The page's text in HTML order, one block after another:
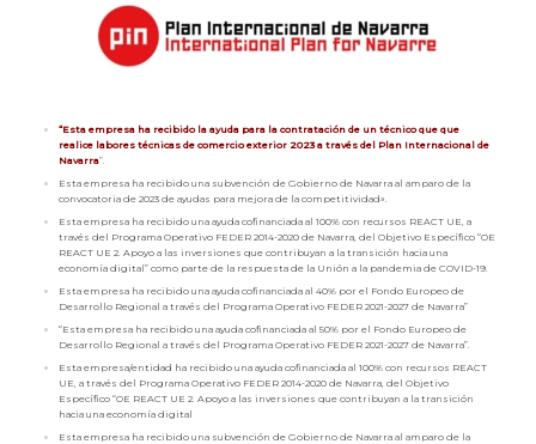
“Esta empresa ha recibido la ayuda para la contratación de un técnico que que
realice labores técnicas de comercio exterior 2023 a través del Plan Internacional de
Navarra”.
Esta empresa ha recibido una subvención de Gobierno de Navarra al amparo de la
convocatoria de 2023 de ayudas para mejora de la competitividad».
Esta empresa ha recibido una ayuda cofinanciada al 100% con recursos REACT UE, a
través del Programa Operativo FEDER 2014-2020 de Navarra, del Objetivo Específico “OE
REACT UE 2. Apoyo a las inversiones que contribuyan a la transición hacia una
economía digital” como parte de la respuesta de la Unión a la pandemia de COVID-19.
Esta empresa ha recibido una ayuda cofinanciada al 40% por el Fondo Europeo de
Desarrollo Regional a través del Programa Operativo FEDER 2021-2027 de Navarra”
“Esta empresa ha recibido una ayuda cofinanciada al 50% por el Fondo Europeo de
Desarrollo Regional a través del Programa Operativo FEDER 2021-2027 de Navarra”.
Esta empresa/entidad ha recibido una ayuda cofinanciada al 100% con recursos REACT
UE, a través del Programa Operativo FEDER 2014-2020 de Navarra, del Objetivo
Específico “OE REACT UE 2. Apoyo a las inversiones que contribuyan a la transición
hacia una economía digital
Esta empresa ha recibido una subvención de Gobierno de Navarra al amparo de la